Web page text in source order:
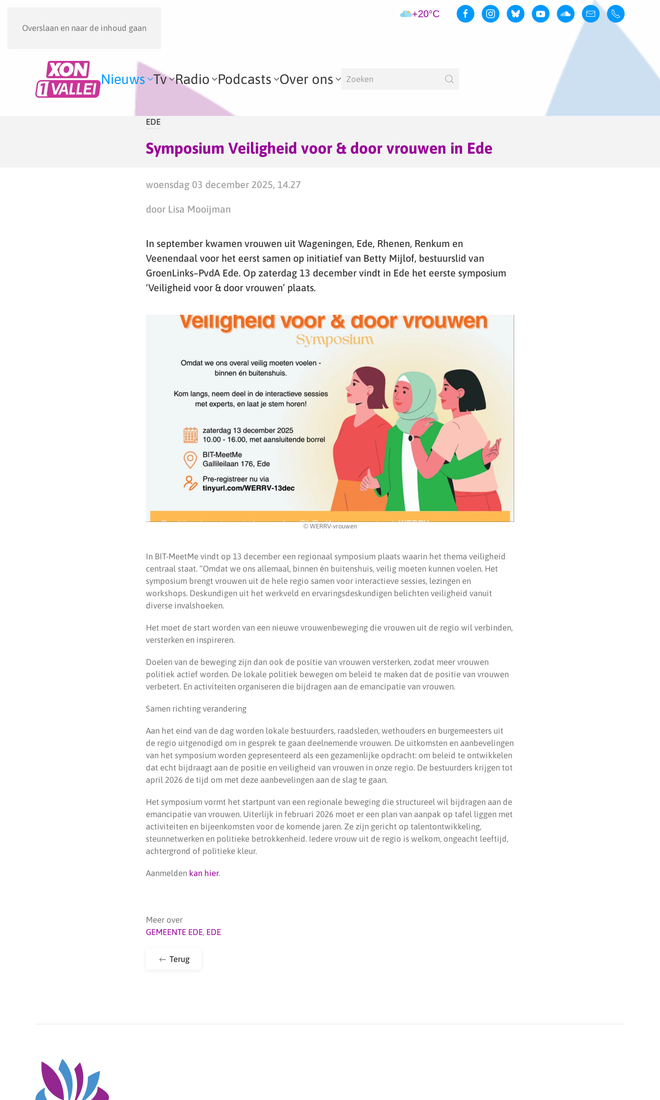
Overslaan en naar de inhoud gaan
+20°C
Nieuws Tv Radio Podcasts Over ons
EDE
Symposium Veiligheid voor & door vrouwen in Ede
woensdag 03 december 2025, 14.27
door Lisa Mooijman
In september kwamen vrouwen uit Wageningen, Ede, Rhenen, Renkum en
Veenendaal voor het eerst samen op initiatief van Betty Mijlof, bestuurslid van
GroenLinks–PvdA Ede. Op zaterdag 13 december vindt in Ede het eerste symposium
‘Veiligheid voor & door vrouwen’ plaats.
© WERRV-vrouwen
In BIT-MeetMe vindt op 13 december een regionaal symposium plaats waarin het thema veiligheid
centraal staat. “Omdat we ons allemaal, binnen én buitenshuis, veilig moeten kunnen voelen. Het
symposium brengt vrouwen uit de hele regio samen voor interactieve sessies, lezingen en
workshops. Deskundigen uit het werkveld en ervaringsdeskundigen belichten veiligheid vanuit
diverse invalshoeken.
Het moet de start worden van een nieuwe vrouwenbeweging die vrouwen uit de regio wil verbinden,
versterken en inspireren.
Doelen van de beweging zijn dan ook de positie van vrouwen versterken, zodat meer vrouwen
politiek actief worden. De lokale politiek bewegen om beleid te maken dat de positie van vrouwen
verbetert. En activiteiten organiseren die bijdragen aan de emancipatie van vrouwen.
Samen richting verandering
Aan het eind van de dag worden lokale bestuurders, raadsleden, wethouders en burgemeesters uit
de regio uitgenodigd om in gesprek te gaan deelnemende vrouwen. De uitkomsten en aanbevelingen
van het symposium worden gepresenteerd als een gezamenlijke opdracht: om beleid te ontwikkelen
dat echt bijdraagt aan de positie en veiligheid van vrouwen in onze regio. De bestuurders krijgen tot
april 2026 de tijd om met deze aanbevelingen aan de slag te gaan.
Het symposium vormt het startpunt van een regionale beweging die structureel wil bijdragen aan de
emancipatie van vrouwen. Uiterlijk in februari 2026 moet er een plan van aanpak op tafel liggen met
activiteiten en bijeenkomsten voor de komende jaren. Ze zijn gericht op talentontwikkeling,
steunnetwerken en politieke betrokkenheid. Iedere vrouw uit de regio is welkom, ongeacht leeftijd,
achtergrond of politieke kleur.
Aanmelden kan hier.
Meer over
GEMEENTE EDE, EDE
Terug